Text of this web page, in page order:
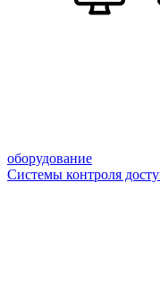
оборудование
Системы контроля